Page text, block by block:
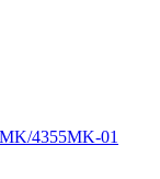
4355MK-01